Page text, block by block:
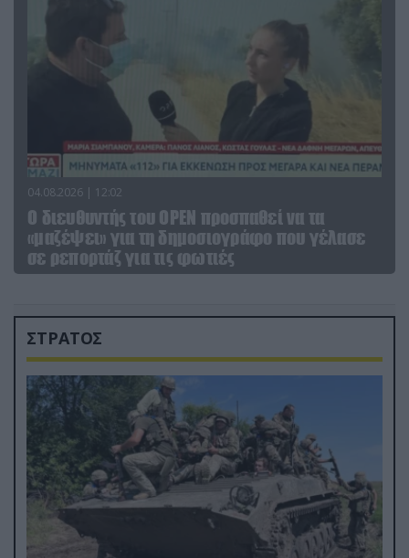
04.08.2026 | 12:02
O διευθυντής του OPEN προσπαθεί να τα
«μαζέψει» για τη δημοσιογράφο που γέλασε
σε ρεπορτάζ για τις φωτιές
ΣΤΡΑΤΟΣ